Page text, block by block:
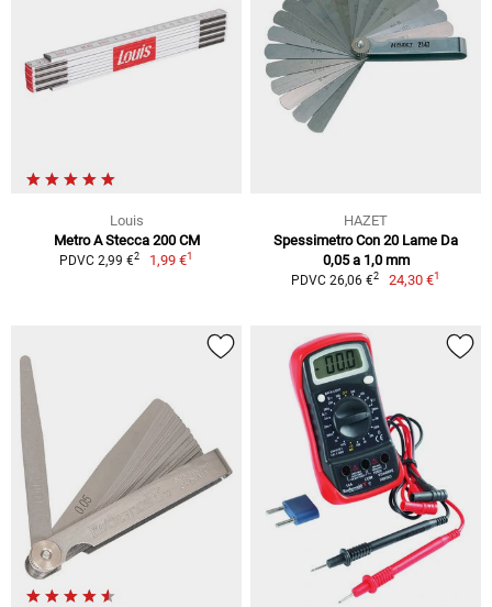
Louis
Metro A Stecca 200 CM
PDVC 2,99 €2 1,99 €1
HAZET
Spessimetro Con 20 Lame Da
0,05 a 1,0 mm
PDVC 26,06 €2 24,30 €1